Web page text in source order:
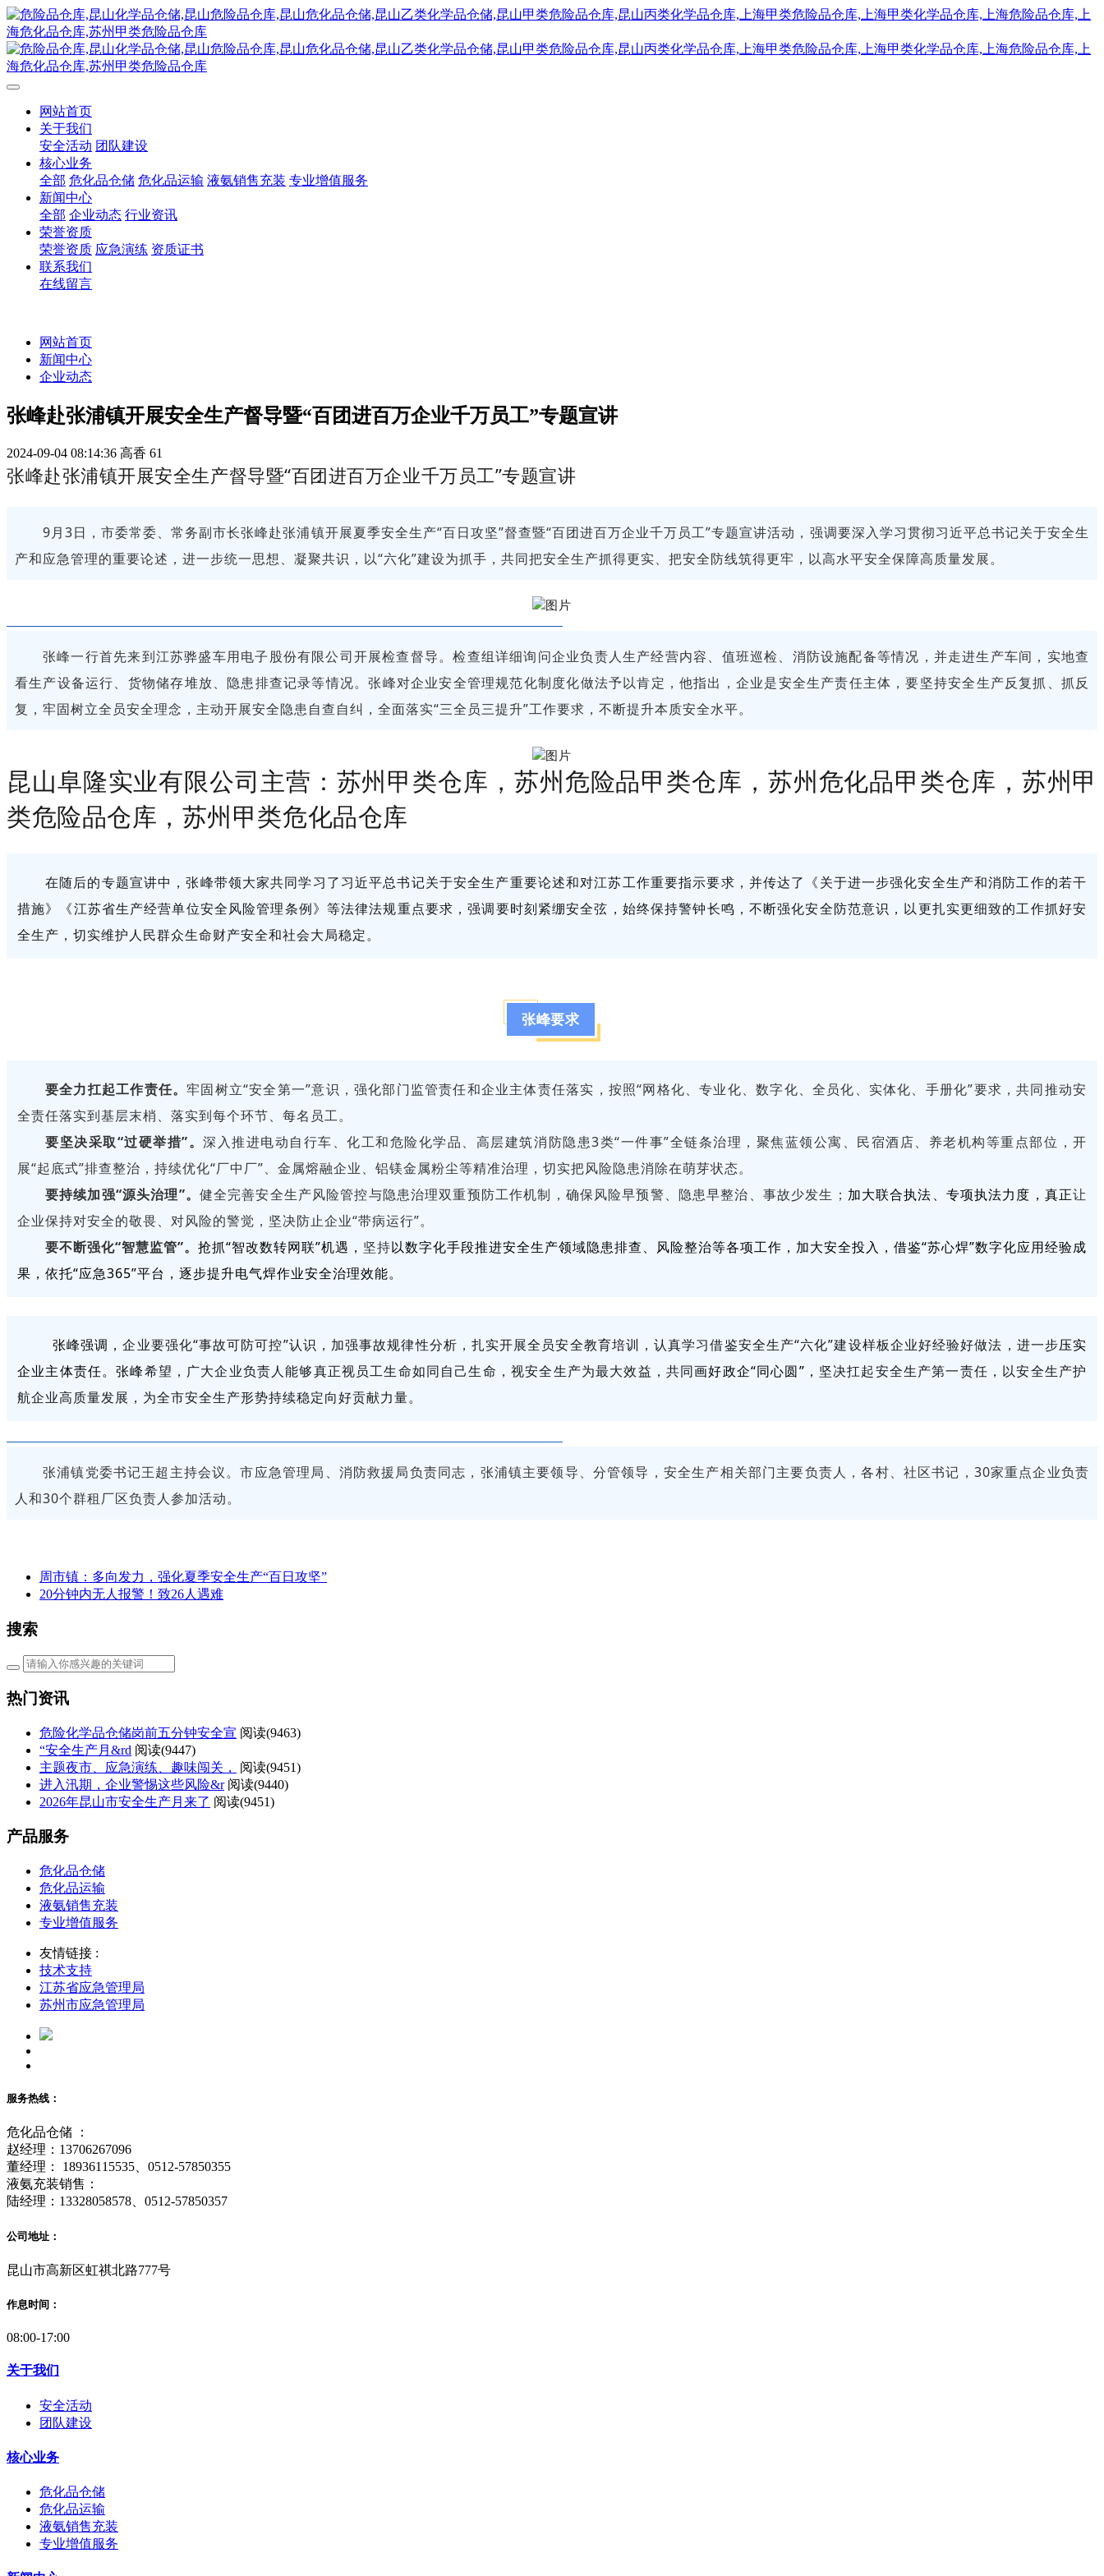
网站首页
关于我们
安全活动 团队建设
核心业务
全部 危化品仓储 危化品运输 液氨销售充装 专业增值服务
新闻中心
全部 企业动态 行业资讯
荣誉资质
荣誉资质 应急演练 资质证书
联系我们
在线留言
网站首页
新闻中心
企业动态
张峰赴张浦镇开展安全生产督导暨“百团进百万企业千万员工”专题宣讲
2024-09-04 08:14:36 高香 61
张峰赴张浦镇开展安全生产督导暨“百团进百万企业千万员工”专题宣讲
9月3日，市委常委、常务副市长张峰赴张浦镇开展夏季安全生产“百日攻坚”督查暨“百团进百万企业千万员工”专题宣讲活动，强调要深入学习贯彻习近平总书记关于安全生
产和应急管理的重要论述，进一步统一思想、凝聚共识，以“六化”建设为抓手，共同把安全生产抓得更实、把安全防线筑得更牢，以高水平安全保障高质量发展。
张峰一行首先来到江苏骅盛车用电子股份有限公司开展检查督导。检查组详细询问企业负责人生产经营内容、值班巡检、消防设施配备等情况，并走进生产车间，实地查
看生产设备运行、货物储存堆放、隐患排查记录等情况。张峰对企业安全管理规范化制度化做法予以肯定，他指出，企业是安全生产责任主体，要坚持安全生产反复抓、抓反
复，牢固树立全员安全理念，主动开展安全隐患自查自纠，全面落实“三全员三提升”工作要求，不断提升本质安全水平。
昆山阜隆实业有限公司主营：苏州甲类仓库，苏州危险品甲类仓库，苏州危化品甲类仓库，苏州甲
类危险品仓库，苏州甲类危化品仓库
在随后的专题宣讲中，张峰带领大家共同学习了习近平总书记关于安全生产重要论述和对江苏工作重要指示要求，并传达了《关于进一步强化安全生产和消防工作的若干
措施》《江苏省生产经营单位安全风险管理条例》等法律法规重点要求，强调要时刻紧绷安全弦，始终保持警钟长鸣，不断强化安全防范意识，以更扎实更细致的工作抓好安
全生产，切实维护人民群众生命财产安全和社会大局稳定。
张峰要求
要全力扛起工作责任。牢固树立“安全第一”意识，强化部门监管责任和企业主体责任落实，按照“网格化、专业化、数字化、全员化、实体化、手册化”要求，共同推动安
全责任落实到基层末梢、落实到每个环节、每名员工。
要坚决采取“过硬举措”。深入推进电动自行车、化工和危险化学品、高层建筑消防隐患3类“一件事”全链条治理，聚焦蓝领公寓、民宿酒店、养老机构等重点部位，开
展“起底式”排查整治，持续优化“厂中厂”、金属熔融企业、铝镁金属粉尘等精准治理，切实把风险隐患消除在萌芽状态。
要持续加强“源头治理”。 健全完善安全生产风险管控与隐患治理双重预防工作机制，确保风险早预警、隐患早整治、事故少发生； 加大联合执法、专项执法力度，真正让
企业保持对安全的敬畏、对风险的警觉，坚决防止企业“带病运行”。
要不断强化“智慧监管”。 抢抓“智改数转网联”机遇， 坚持以数字化手段推进安全生产领域隐患排查、风险整治等各项工作，加大安全投入，借鉴“苏心焊”数字化应用经验成
果，依托“应急365”平台，逐步提升电气焊作业安全治理效能。
张峰强调，企业要强化“事故可防可控”认识，加强事故规律性分析，扎实开展全员安全教育培训，认真学习借鉴安全生产“六化”建设样板企业好经验好做法，进一步压实
企业主体责任。张峰希望，广大企业负责人能够真正视员工生命如同自己生命，视安全生产为最大效益，共同画好政企“同心圆”， 坚决扛起安全生产第一责任，以安全生产护
航企业高质量发展，为全市安全生产形势持续稳定向好贡献力量。
张浦镇党委书记王超主持会议。市应急管理局、消防救援局负责同志，张浦镇主要领导、分管领导，安全生产相关部门主要负责人，各村、社区书记，30家重点企业负责
人和30个群租厂区负责人参加活动。
周市镇：多向发力，强化夏季安全生产“百日攻坚”
20分钟内无人报警！致26人遇难
搜索
热门资讯
危险化学品仓储岗前五分钟安全宣 阅读(9463)
“安全生产月&rd 阅读(9447)
主题夜市、应急演练、趣味闯关，
阅读(9451)
进入汛期，企业警惕这些风险&r 阅读(9440)
2026年昆山市安全生产月来了 阅读(9451)
产品服务
危化品仓储
危化品运输
液氨销售充装
专业增值服务
友情链接 :
技术支持
江苏省应急管理局
苏州市应急管理局
服务热线：
危化品仓储 ：
赵经理：13706267096
董经理： 18936115535、0512-57850355
液氨充装销售：
陆经理：13328058578、0512-57850357
公司地址：
昆山市高新区虹祺北路777号
作息时间：
08:00-17:00
关于我们
安全活动
团队建设
核心业务
危化品仓储
危化品运输
液氨销售充装
专业增值服务